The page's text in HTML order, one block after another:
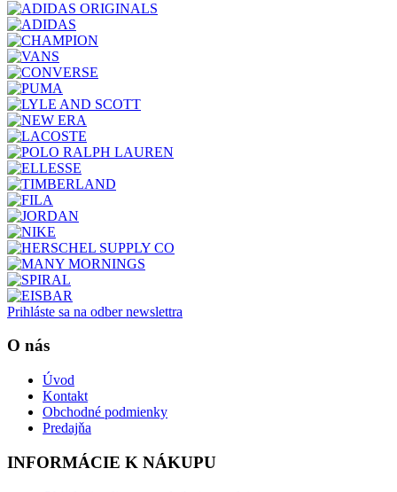
Prihláste sa na odber newslettra
O nás
Úvod
Kontakt
Obchodné podmienky
Predajňa
INFORMÁCIE K NÁKUPU